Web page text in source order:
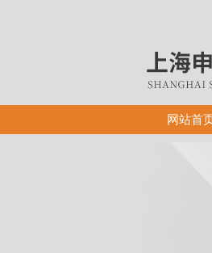
网站首